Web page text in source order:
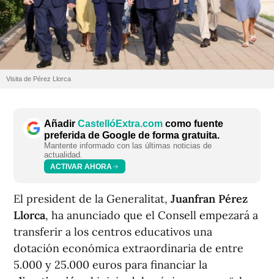
Visita de Pérez Llorca
Añadir CastellóExtra.com como fuente
preferida de Google de forma gratuita.
Mantente informado con las últimas noticias de
actualidad.
ACTIVAR AHORA
El president de la Generalitat, Juanfran Pérez
Llorca, ha anunciado que el Consell empezará a
transferir a los centros educativos una
dotación económica extraordinaria de entre
5.000 y 25.000 euros para financiar la